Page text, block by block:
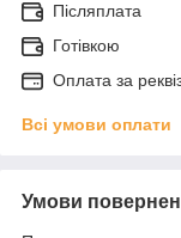
Післяплата
Готівкою
Оплата за
Всі умови оплати
Умови